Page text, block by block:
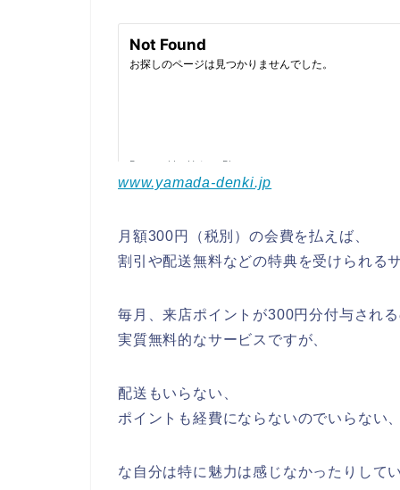
www.yamada-denki.jp
月額300円（税別）の会費を払えば、
割引や配送無料などの特典を受けられる
毎月、来店ポイントが300円分付与され
実質無料的なサービスですが、
配送もいらない、
ポイントも経費にならないのでいらない
な自分は特に魅力は感じなかったりして